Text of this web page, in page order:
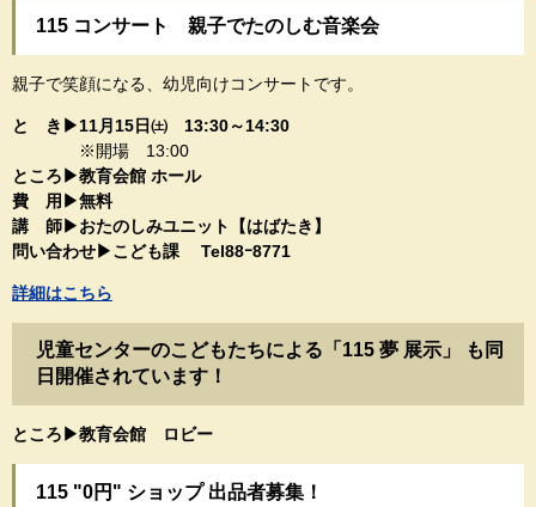
115 コンサート 親子でたのしむ音楽会
親子で笑顔になる、幼児向けコンサートです。​
と き▶11月15日㈯ 13:30～14:30​
※開場 13:00
ところ▶教育会館 ホール​
費 用▶無料
講 師▶おたのしみユニット【はばたき】​
問い合わせ▶こども課 Tel88ｰ8771​
詳細はこちら
児童センターのこどもたちによる「115 夢 展示」 も同
日開催されています！
ところ▶教育会館 ロビー
115 "0円" ショップ 出品者募集！